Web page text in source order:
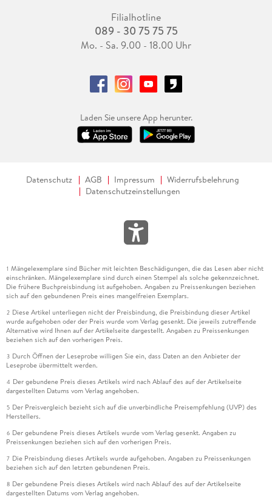
Filialhotline
089 - 30 75 75 75
Mo. - Sa. 9.00 - 18.00 Uhr
Laden Sie unsere App herunter.
Datenschutz AGB Impressum
Widerrufsbelehrung
Datenschutzeinstellungen
1 Mängelexemplare sind Bücher mit leichten Beschädigungen, die das Lesen aber nicht
einschränken. Mängelexemplare sind durch einen Stempel als solche gekennzeichnet.
Die frühere Buchpreisbindung ist aufgehoben. Angaben zu Preissenkungen beziehen
sich auf den gebundenen Preis eines mangelfreien Exemplars.
2 Diese Artikel unterliegen nicht der Preisbindung, die Preisbindung dieser Artikel
wurde aufgehoben oder der Preis wurde vom Verlag gesenkt. Die jeweils zutreffende
Alternative wird Ihnen auf der Artikelseite dargestellt. Angaben zu Preissenkungen
beziehen sich auf den vorherigen Preis.
3 Durch Öffnen der Leseprobe willigen Sie ein, dass Daten an den Anbieter der
Leseprobe übermittelt werden.
4 Der gebundene Preis dieses Artikels wird nach Ablauf des auf der Artikelseite
dargestellten Datums vom Verlag angehoben.
5 Der Preisvergleich bezieht sich auf die unverbindliche Preisempfehlung (UVP) des
Herstellers.
6 Der gebundene Preis dieses Artikels wurde vom Verlag gesenkt. Angaben zu
Preissenkungen beziehen sich auf den vorherigen Preis.
7 Die Preisbindung dieses Artikels wurde aufgehoben. Angaben zu Preissenkungen
beziehen sich auf den letzten gebundenen Preis.
8 Der gebundene Preis dieses Artikels wird nach Ablauf des auf der Artikelseite
dargestellten Datums vom Verlag angehoben.